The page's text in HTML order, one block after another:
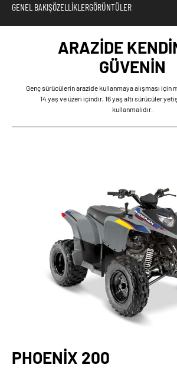
GENEL BAKIŞÖZELLIKLERGÖRÜNTÜLER
ARAZİDE
GÜVENİN
Genç sürücülerin arazide kullanmaya alışması için
14 yaş ve üzeri içindir, 16 yaş altı sürücüler
kullanmalıdır.
PHOENIX 200